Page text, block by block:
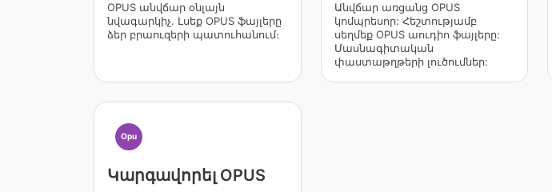
OPUS անվճար օնլայն
նվագարկիչ. Լսեք OPUS ֆայլերը
ձեր բրաուզերի պատուհանում։
Անվճար առցանց OPUS
կոմպրեսոր: Հեշտությամբ
սեղմեք OPUS աուդիո ֆայլերը:
Մասնագիտական
փաստաթղթերի լուծումներ:
Opu
Կարգավորել OPUS